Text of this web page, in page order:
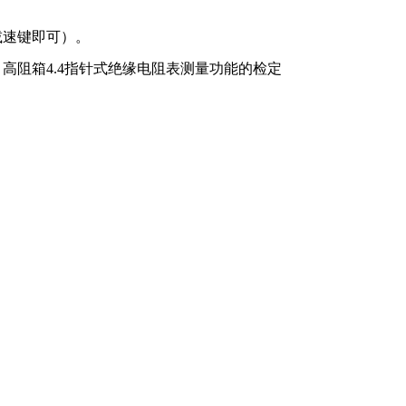
键即可）。
阻箱4.4指针式绝缘电阻表测量功能的检定